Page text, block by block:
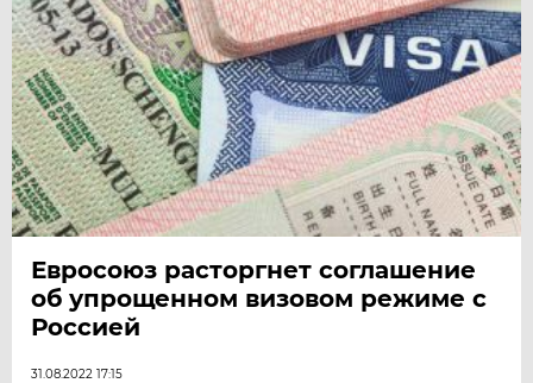
Евросоюз расторгнет соглашение
об упрощенном визовом режиме с
Россией
31.08.2022 17:15